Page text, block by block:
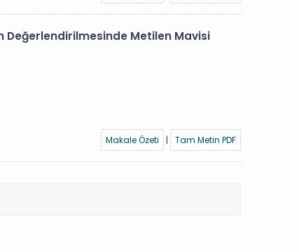
Değerlendirilmesinde Metilen Mavisi
Makale Özeti
| Tam Metin PDF